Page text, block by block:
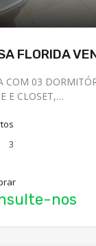
FLORIDA
COM 03
E CLOSET,…
3
nos